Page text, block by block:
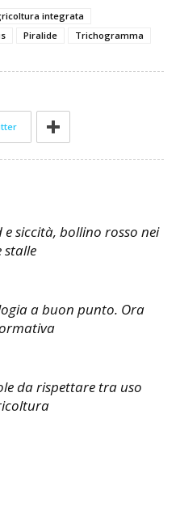
integrata
Piralide Trichogramma
e siccità, bollino rosso nei
stalle
a buon punto. Ora
da rispettare tra uso